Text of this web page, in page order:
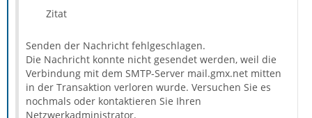
Zitat
Senden der Nachricht fehlgeschlagen.
Die Nachricht konnte nicht gesendet werden, weil die
Verbindung mit dem SMTP-Server mail.gmx.net mitten
in der Transaktion verloren wurde. Versuchen Sie es
nochmals oder kontaktieren Sie Ihren
Netzwerkadministrator.